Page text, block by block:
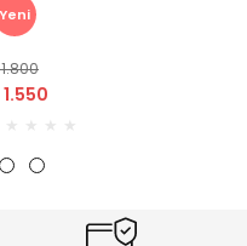
Yeni
₺ 800
₺ 650